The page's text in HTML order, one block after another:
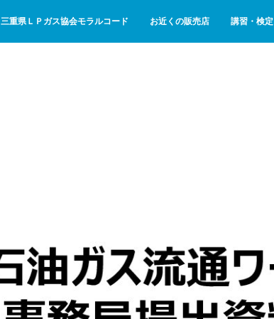
三重県ＬＰガス協会モラルコード お近くの販売店 講習・検定